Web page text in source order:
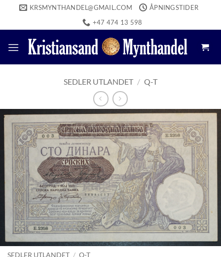
content
KRSMYNTHANDEL@GMAIL.COM
ÅPNINGSTIDER
+47 474 13 598
SEDLER UTLANDET / Q-T
SEDLER UTLANDET / Q-T